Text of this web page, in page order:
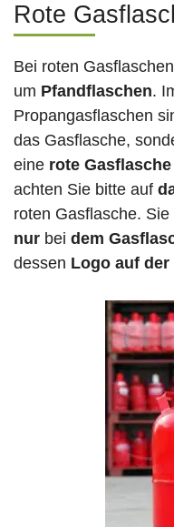
Rote
Bei roten
um Pfandflaschen.
Propangasflaschen
das Gasflasche,
eine rote
achten Sie bitte auf
roten Gasflasche.
nur bei dem
dessen Logo auf